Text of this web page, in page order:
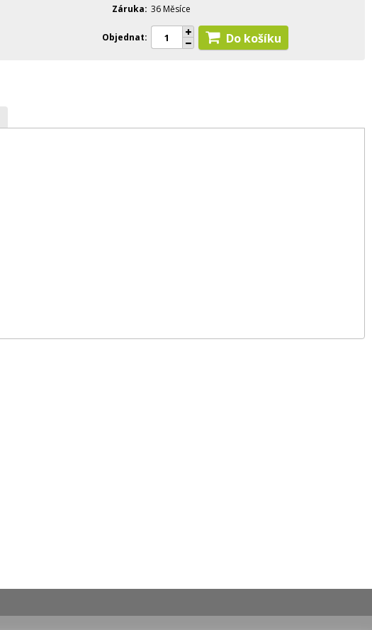
Záruka 36 Měsíce
Objednat Do košíku